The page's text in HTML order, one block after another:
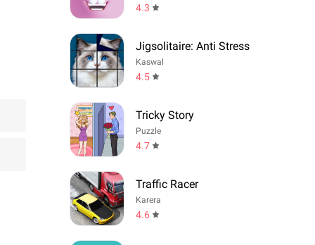
4.3
Jigsolitaire: Anti Stress
Kaswal
4.5
Tricky Story
Puzzle
4.7
Traffic Racer
Karera
4.6